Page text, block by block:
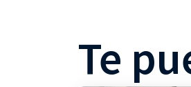
Te